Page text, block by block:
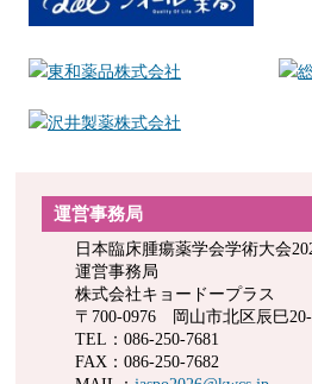
運営事務局
日本臨床腫瘍薬学会学術大会
運営事務局
株式会社キョードープラス
〒700-0976 岡山市北区辰巳
TEL：086-250-7681
FAX：086-250-7682
2025.12.26 採択演題一覧
2025.12.25 関連学会広報受
2025.12.19 共催セミナーの
2025.12.16 座長、演者への
2025.12.09 宿泊予約（宿泊
た。
2025.12.05 倫理審査情報お